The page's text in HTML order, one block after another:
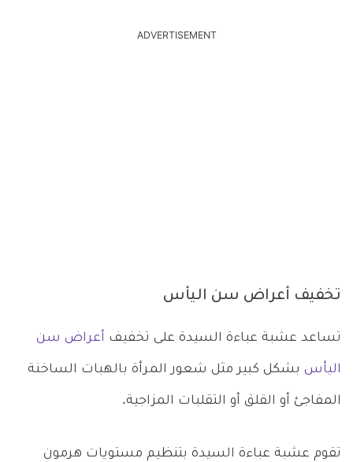
ADVERTISEMENT
تخفيف أعراض سن اليأس
تساعد عشبة عباءة السيدة على تخفيف أعراض سن
اليأس بشكل كبير مثل شعور المرأة بالهبات الساخنة
المفاجئ أو القلق أو التقلبات المزاجية.
تقوم عشبة عباءة السيدة بتنظيم مستويات هرمون